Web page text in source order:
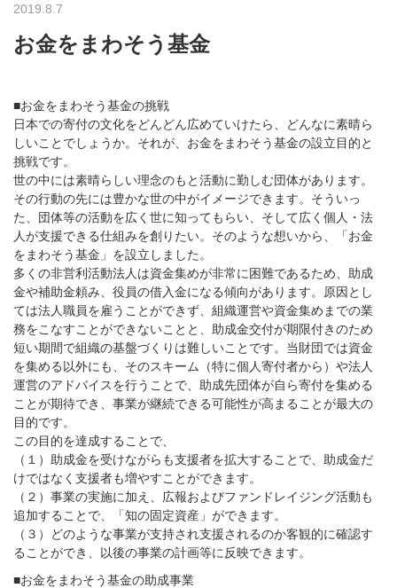
2019.8.7
お金をまわそう基金
■お金をまわそう基金の挑戦
日本での寄付の文化をどんどん広めていけたら、どんなに素晴ら
しいことでしょうか。それが、お金をまわそう基金の設立目的と
挑戦です。
世の中には素晴らしい理念のもと活動に勤しむ団体があります。
その行動の先には豊かな世の中がイメージできます。そういっ
た、団体等の活動を広く世に知ってもらい、そして広く個人・法
人が支援できる仕組みを創りたい。そのような想いから、「お金
をまわそう基金」を設立しました。
多くの非営利活動法人は資金集めが非常に困難であるため、助成
金や補助金頼み、役員の借入金になる傾向があります。原因とし
ては法人職員を雇うことができず、組織運営や資金集めまでの業
務をこなすことができないことと、助成金交付が期限付きのため
短い期間で組織の基盤づくりは難しいことです。当財団では資金
を集める以外にも、そのスキーム（特に個人寄付者から）や法人
運営のアドバイスを行うことで、助成先団体が自ら寄付を集める
ことが期待でき、事業が継続できる可能性が高まることが最大の
目的です。
この目的を達成することで、
（１）助成金を受けながらも支援者を拡大することで、助成金だ
けではなく支援者も増やすことができます。
（２）事業の実施に加え、広報およびファンドレイジング活動も
追加することで、「知の固定資産」ができます。
（３）どのような事業が支持され支援されるのか客観的に確認す
ることができ、以後の事業の計画等に反映できます。
■お金をまわそう基金の助成事業